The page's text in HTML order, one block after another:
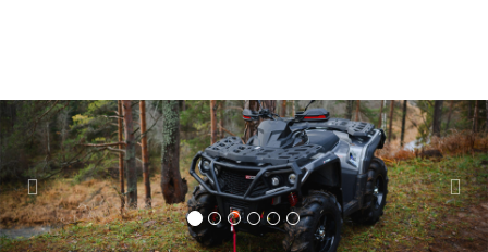
Previous